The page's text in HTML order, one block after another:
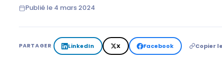
Publié le 4 mars 2024
PARTAGER LinkedIn X Facebook Copier